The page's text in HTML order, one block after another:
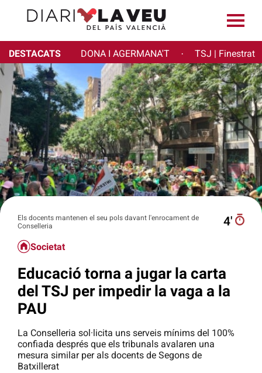
DESTACATS DONA I AGERMANA'T · TSJ | Finestrat
Els docents mantenen el seu pols davant l'enrocament de
Conselleria
4′
Societat
Educació torna a jugar la carta
del TSJ per impedir la vaga a la
PAU
La Conselleria sol·licita uns serveis mínims del 100%
confiada després que els tribunals avalaren una
mesura similar per als docents de Segons de
Batxillerat